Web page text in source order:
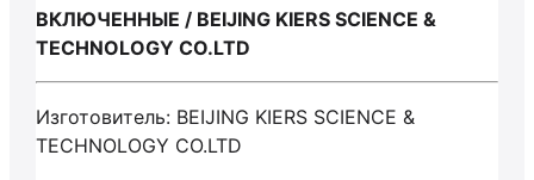
ВКЛЮЧЕННЫЕ / BEIJING KIERS SCIENCE &
TECHNOLOGY CO.LTD
Изготовитель: BEIJING KIERS SCIENCE &
TECHNOLOGY CO.LTD